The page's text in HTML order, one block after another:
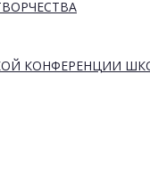
КОНФЕРЕНЦИИ